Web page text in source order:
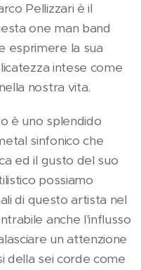
Pellizzari è il
one man band
esprimere la sua
intese come
nostra vita.
è uno splendido
sinfonico che
ed il gusto del suo
possiamo
di questo artista nel
anche l'influsso
un attenzione
della sei corde come